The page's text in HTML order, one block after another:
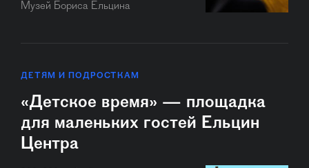
Музей Бориса Ельцина
ДЕТЯМ И ПОДРОСТКАМ
«Детское время» — площадка
для маленьких гостей Ельцин
Центра